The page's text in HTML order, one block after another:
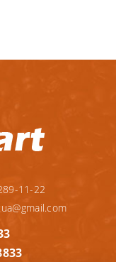
11-22